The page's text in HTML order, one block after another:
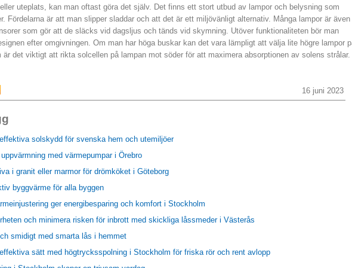
uteplats, kan man oftast göra det själv. Det finns ett stort utbud av lampor och belysning som
Fördelarna är att man slipper sladdar och att det är ett miljövänligt alternativ. Många lampor är även
som gör att de släcks vid dagsljus och tänds vid skymning. Utöver funktionaliteten bör man
efter omgivningen. Om man har höga buskar kan det vara lämpligt att välja lite högre lampor
är det viktigt att rikta solcellen på lampan mot söder för att maximera absorptionen av solens strålar.
16 juni 2023
solskydd för svenska hem och utemiljöer
med värmepumpar i Örebro
i granit eller marmor för drömköket i Göteborg
byggvärme för alla byggen
ger energibesparing och komfort i Stockholm
och minimera risken för inbrott med skickliga låssmeder i Västerås
smidigt med smarta lås i hemmet
sätt med högtrycksspolning i Stockholm för friska rör och rent avlopp